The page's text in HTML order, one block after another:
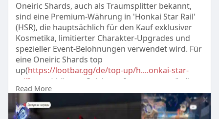
Oneiric Shards, auch als Traumsplitter bekannt,
sind eine Premium-Währung in 'Honkai Star Rail'
(HSR), die hauptsächlich für den Kauf exklusiver
Kosmetika, limitierter Charakter-Upgrades und
spezieller Event-Belohnungen verwendet wird. Für
eine Oneiric Shards top
up(https://lootbar.gg/de/top-up/h....onkai-star-
rail?utm_
) können Spieler auf vertrauenswürdige
Plattformen wie beispielsweise Codashop oder
SEAGM zurückgreifen, um ihre Bestände schnell
aufzufüllen. Diese Shards bieten direkte
Read More